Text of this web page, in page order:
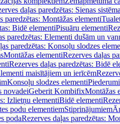
daļas paredzētas: Sienas
paredzētas: Montāžas elementi
Bidē elementiPisuāru elementi
paredzētas: Elementi dušām un
paredzētas: Konsoļu slodzes
Montāžas elementiRezerves daļas
Rezerves daļas paredzētas: Bidē
maisītājiem un ierīcēm
Konsoļu slodzes elementiPiederumi
novadeiGeberit KombifixMontāžas
Izlietņu elementiBidē elementi
podu elementiemStiprinājumiem
podaRezerves daļas paredzētas: